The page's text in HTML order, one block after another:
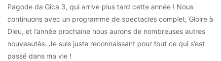
Pagode da Gica 3, qui arrive plus tard cette année ! Nous
continuons avec un programme de spectacles complet, Gloire à
Dieu, et l’année prochaine nous aurons de nombreuses autres
nouveautés. Je suis juste reconnaissant pour tout ce qui s’est
passé dans ma vie !